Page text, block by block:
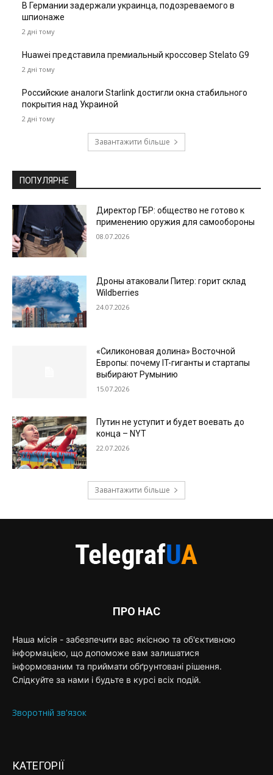
В Германии задержали украинца, подозреваемого в
шпионаже
2 дні тому
Huawei представила премиальный кроссовер Stelato G9
2 дні тому
Российские аналоги Starlink достигли окна стабильного
покрытия над Украиной
2 дні тому
Завантажити більше
ПОПУЛЯРНЕ
Директор ГБР: общество не готово к
применению оружия для самообороны
08.07.2026
Дроны атаковали Питер: горит склад
Wildberries
24.07.2026
«Силиконовая долина» Восточной
Европы: почему IT-гиганты и стартапы
выбирают Румынию
15.07.2026
Путин не уступит и будет воевать до
конца – NYT
22.07.2026
Завантажити більше
ПРО НАС
Наша місія - забезпечити вас якісною та об'єктивною
інформацією, що допоможе вам залишатися
інформованим та приймати обґрунтовані рішення.
Слідкуйте за нами і будьте в курсі всіх подій.
Зворотній зв'язок
КАТЕГОРІЇ